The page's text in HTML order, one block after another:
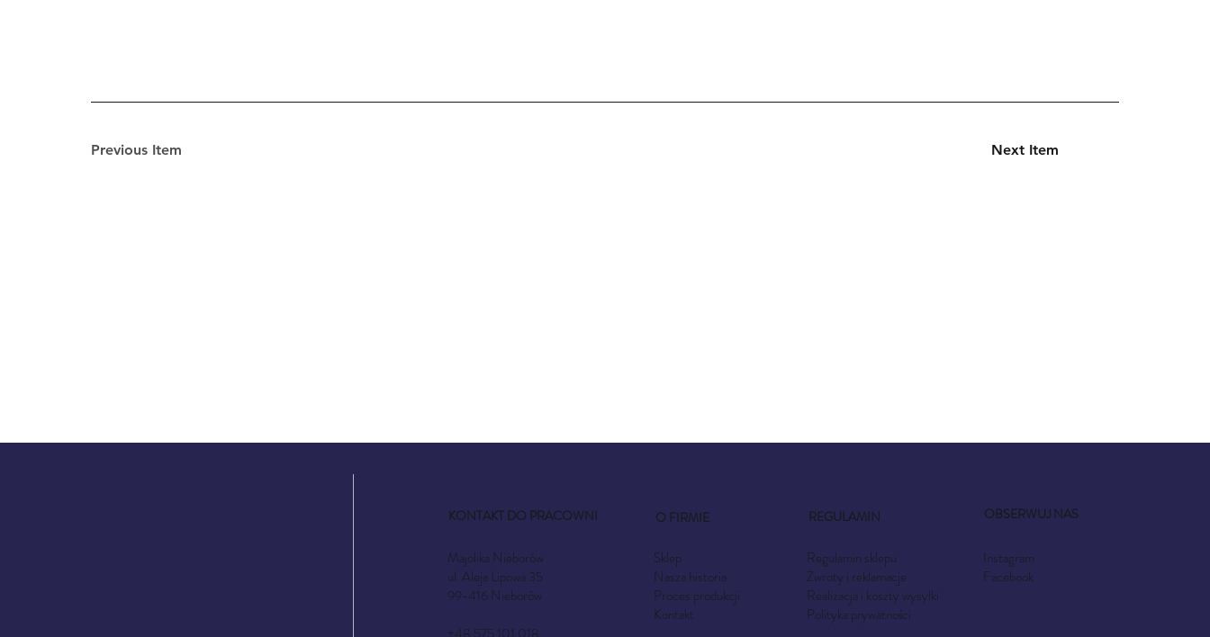
Previous Item Next Item
KONTAKT DO PRACOWNI
Majolika Nieborów
ul. Aleja Lipowa 35
99-416 Nieborów
OBSERWUJ NAS
Instagram
Facebook
REGULAMIN
Regulamin sklepu
Zwroty i reklamacje
Realizacja i koszty wysyłki
Polityka prywatności
Sklep
Nasza historia
Proces produkcji
Kontakt
O FIRMIE